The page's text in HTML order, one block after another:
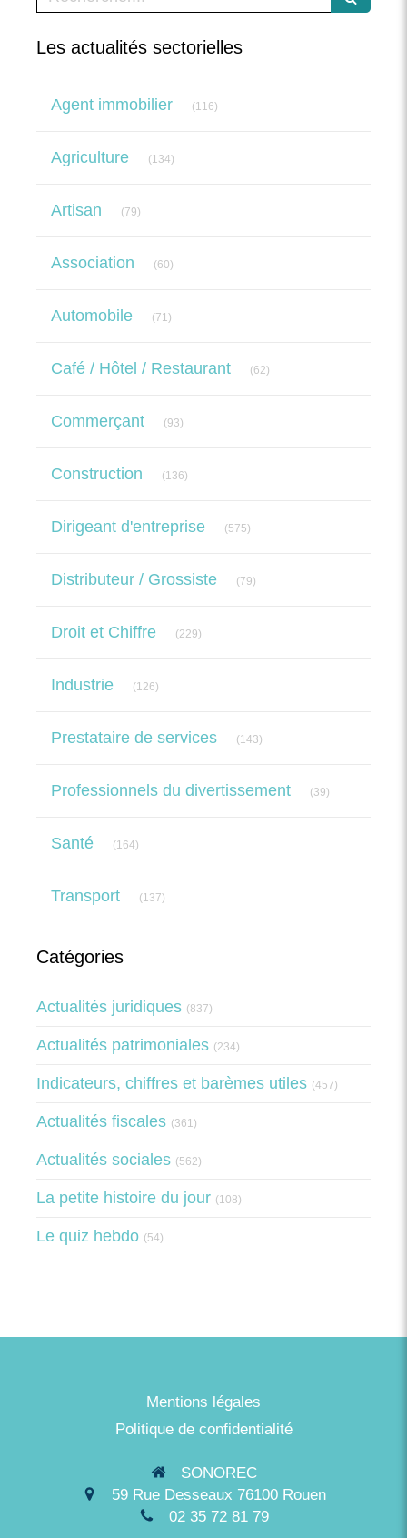
Les actualités sectorielles
Agent immobilier (116)
Agriculture (134)
Artisan (79)
Association (60)
Automobile (71)
Café / Hôtel / Restaurant (62)
Commerçant (93)
Construction (136)
Dirigeant d'entreprise (575)
Distributeur / Grossiste (79)
Droit et Chiffre (229)
Industrie (126)
Prestataire de services (143)
Professionnels du divertissement (39)
Santé (164)
Transport (137)
Catégories
Actualités juridiques (837)
Actualités patrimoniales (234)
Indicateurs, chiffres et barèmes utiles (457)
Actualités fiscales (361)
Actualités sociales (562)
La petite histoire du jour (108)
Le quiz hebdo (54)
Mentions légales
Politique de confidentialité
SONOREC
59 Rue Desseaux 76100 Rouen
02 35 72 81 79